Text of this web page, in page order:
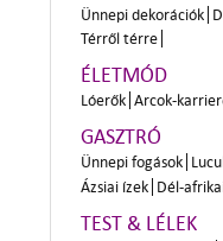
Ünnepi dekorációk
Térről térre
ÉLETMÓD
Lóerők Arcok-
GASZTRÓ
Ünnepi fogások
Ázsiai ízek Dél-
TEST & LÉLEK